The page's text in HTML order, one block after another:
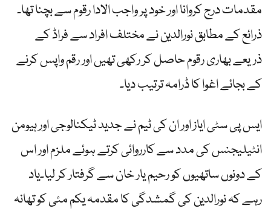
مقدمات درج کروانا اور خود پر واجب الادا رقوم سے بچنا تھا۔
ذرائع کے مطابق نورالدین نے مختلف افراد سے فراڈ کے
ذریعے بھاری رقوم حاصل کر رکھی تھیں اور رقم واپس کرنے
کے بجائے اغوا کا ڈرامہ ترتیب دیا۔
ایس پی سٹی ایاز اور ان کی ٹیم نے جدید ٹیکنالوجی اور ہیومن
انٹیلیجنس کی مدد سے کارروائی کرتے ہوئے ملزم اور اس
کے دونوں ساتھیوں کو رحیم یار خان سے گرفتار کر لیا۔یاد
رہے کہ نورالدین کی گمشدگی کا مقدمہ یکم مئی کو تھانہ